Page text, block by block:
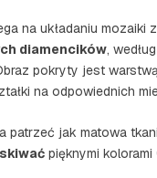
na układaniu mozaiki
diamencików,
pokryty jest
na odpowiednich
patrzeć jak matowa
pięknymi kolorami